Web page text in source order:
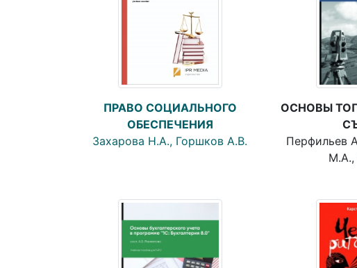
ПРАВО СОЦИАЛЬНОГО
ОБЕСПЕЧЕНИЯ
Захарова Н.А., Горшков А.В.
ОСНОВЫ
Перфильев
М.А.,